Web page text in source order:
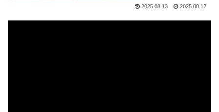
2025.08.13 2025.08.12